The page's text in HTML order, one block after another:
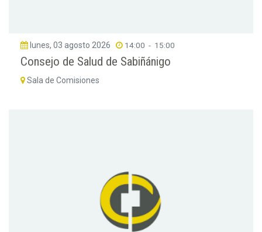
lunes, 03 agosto 2026 14:00 - 15:00
Consejo de Salud de Sabiñánigo
Sala de Comisiones